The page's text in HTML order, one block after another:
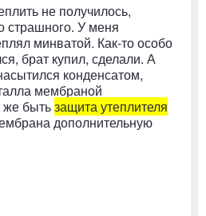
не получилось,
страшного. У меня
минватой. Как-то особо
брат купил, сделали. А
конденсатом,
мембраной
бытьзащита утеплителя
дополнительную